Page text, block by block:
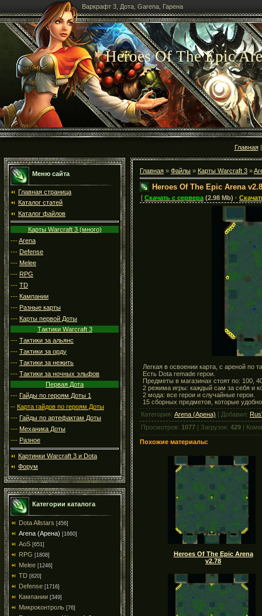
Варкрафт 3, Дота, Garena, Гарена
Heroes Of The Epic
Главная
Меню сайта
Главная страница
Каталог статей
Каталог файлов
Карты Warcraft 3 (много)
---Arena
--- Defense
--- Melee
--- RPG
--- TD
--- Кампании
--- Разные карты
--- Карты первой Доты
Тактики Warcraft 3
--- Тактики за альянс
--- Тактики за орду
--- Тактики за нежить
--- Тактики за ночных эльфов
Первая Дота
--- Гайды по героям Доты 1
-- Карта гайдов по героям Доты
--- Гайды по артефактам Доты
--- Механика Доты
--- Разное
Картинки Warcraft 3 и Dota
Форум
Категории каталога
Dota Allstars [456]
Arena (Арена) [1660]
AoS [651]
RPG [1808]
Melee [1246]
TD [820]
Defense [1716]
Кампании [349]
Микроконтроль [76]
Главная » Файлы » Карты Warcraft 3 »
Heroes Of The Epic Arena
[ Скачать с сервера (2.98 Mb) ·
Легкая в освоении карта, с ареной по
Есть Dota remade герои.
Предметы в магазинах стоят по: 100,
2 режима игры: каждый сам за себя и
2 мода: все герои и случайные герои.
15 сборных предметов, которые
Категория: Arena (Арена) | Добавил:
Просмотров: 1077 | Загрузок: 429 |
Похожие материалы:
Heroes Of The Epic Arena
v2.78